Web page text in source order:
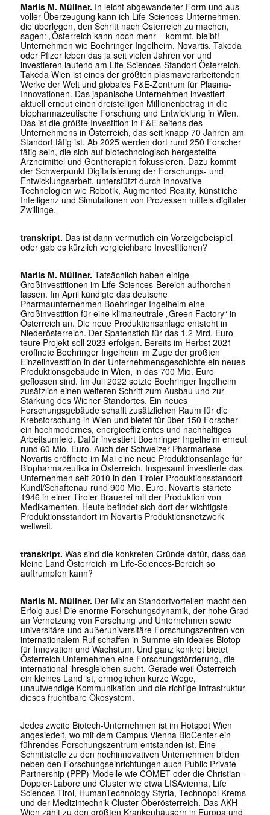
Marlis M. Müllner. In leicht abgewandelter Form und aus
voller Überzeugung kann ich Life-Sciences-Unternehmen,
die überlegen, den Schritt nach Österreich zu machen,
sagen: „Österreich kann noch mehr – kommt, bleibt!
Unternehmen wie Boehringer Ingelheim, Novartis, Takeda
oder Pfizer leben das ja seit vielen Jahren vor und
investieren laufend am Life-Sciences-Standort Österreich.
Takeda Wien ist eines der größten plasmaverarbeitenden
Werke der Welt und globales F&E-Zentrum für Plasma-
Innovationen. Das japanische Unternehmen investiert
aktuell erneut einen dreistelligen Millionenbetrag in die
biopharmazeutische Forschung und Entwicklung in Wien.
Das ist die größte Investition in F&E seitens des
Unternehmens in Österreich, das seit knapp 70 Jahren am
Standort tätig ist. Ab 2025 werden dort rund 250 Forscher
tätig sein, die sich auf biotechnologisch hergestellte
Arzneimittel und Gentherapien fokussieren. Dazu kommt
der Schwerpunkt Digitalisierung der Forschungs- und
Entwicklungsarbeit, unterstützt durch innovative
Technologien wie Robotik, Augmented Reality, künstliche
Intelligenz und Simulationen von Prozessen mittels digitaler
Zwillinge.
transkript. Das ist dann vermutlich ein Vorzeigebeispiel
oder gab es kürzlich vergleichbare Investitionen?
Marlis M. Müllner. Tatsächlich haben einige
Großinvestitionen im Life-Sciences-Bereich aufhorchen
lassen. Im April kündigte das deutsche
Pharmaunternehmen Boehringer Ingelheim eine
Großinvestition für eine klimaneutrale „Green Factory“ in
Österreich an. Die neue Produktionsanlage entsteht in
Niederösterreich. Der Spatenstich für das 1,2 Mrd. Euro
teure Projekt soll 2023 erfolgen. Bereits im Herbst 2021
eröffnete Boehringer Ingelheim im Zuge der größten
Einzelinvestition in der Unternehmensgeschichte ein neues
Produktionsgebäude in Wien, in das 700 Mio. Euro
geflossen sind. Im Juli 2022 setzte Boehringer Ingelheim
zusätzlich einen weiteren Schritt zum Ausbau und zur
Stärkung des Wiener Standortes. Ein neues
Forschungsgebäude schafft zusätzlichen Raum für die
Krebsforschung in Wien und bietet für über 150 Forscher
ein hochmodernes, energieeffizientes und nachhaltiges
Arbeitsumfeld. Dafür investiert Boehringer Ingelheim erneut
rund 60 Mio. Euro. Auch der Schweizer Pharmariese
Novartis eröffnete im Mai eine neue Produktionsanlage für
Biopharmazeutika in Österreich. Insgesamt investierte das
Unternehmen seit 2010 in den Tiroler Produktionsstandort
Kundl/Schaftenau rund 900 Mio. Euro. Novartis startete
1946 in einer Tiroler Brauerei mit der Produktion von
Medikamenten. Heute befindet sich dort der wichtigste
Produktionsstandort im Novartis Produktionsnetzwerk
weltweit.
transkript. Was sind die konkreten Gründe dafür, dass das
kleine Land Österreich im Life-Sciences-Bereich so
auftrumpfen kann?
Marlis M. Müllner. Der Mix an Standortvorteilen macht den
Erfolg aus! Die enorme Forschungsdynamik, der hohe Grad
an Vernetzung von Forschung und Unternehmen sowie
universitäre und außeruniversitäre Forschungszentren von
internationalem Ruf schaffen in Summe ein ideales Biotop
für Innovation und Wachstum. Und ganz konkret bietet
Österreich Unternehmen eine Forschungsförderung, die
international ihresgleichen sucht. Gerade weil Österreich
ein kleines Land ist, ermöglichen kurze Wege,
unaufwendige Kommunikation und die richtige Infrastruktur
dieses fruchtbare Ökosystem.
Jedes zweite Biotech-Unternehmen ist im Hotspot Wien
angesiedelt, wo mit dem Campus Vienna BioCenter ein
führendes Forschungszentrum entstanden ist. Eine
Schnittstelle zu den hochinnovativen Unternehmen bilden
neben den Forschungseinrichtungen auch Public Private
Partnership (PPP)-Modelle wie COMET oder die Christian-
Doppler-Labore und Cluster wie etwa LISAvienna, Life
Sciences Tirol, ­HumanTechnology Styria, Technopol Krems
und der Medizintechnik-Cluster Oberösterreich. Das AKH
Wien zählt zu den größten Krankenhäusern in Europa und